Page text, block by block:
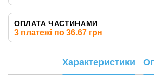
ОПЛАТА ЧАСТИНАМИ
3 платежі по 36.67 грн
Характеристики